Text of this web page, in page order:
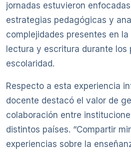
jornadas estuvieron
estrategias pedagógicas y
complejidades presentes en
lectura y escritura durante los
escolaridad.
Respecto a esta experiencia
docente destacó el valor de
colaboración entre
distintos países. “Compartir
experiencias sobre la